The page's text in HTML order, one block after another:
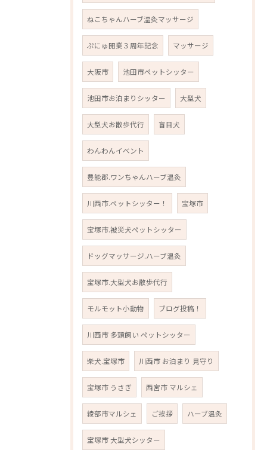
ねこちゃんハーブ温灸マッサージ
ぷにゅ開業３周年記念 マッサージ
大阪市 池田市ペットシッター
池田市お泊まりシッター 大型犬
大型犬お散歩代行 盲目犬
わんわんイベント
豊能郡.ワンちゃんハーブ温灸
川西市.ペットシッター！ 宝塚市
宝塚市.被災犬ペットシッター
ドッグマッサージ.ハーブ温灸
宝塚市.大型犬お散歩代行
モルモット小動物 ブログ投稿！
川西市 多頭飼い ペットシッター
柴犬.宝塚市 川西市 お泊まり 見守り
宝塚市 うさぎ 西宮市 マルシェ
綾部市マルシェ ご挨拶 ハーブ温灸
宝塚市 大型犬シッター